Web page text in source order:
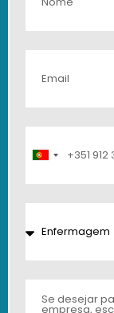
Portugal
+351